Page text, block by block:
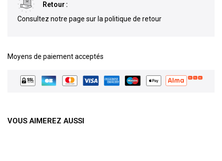
Retour
Consultez notre page sur la politique de retour
Moyens de paiement acceptés
VOUS AIMEREZ AUSSI